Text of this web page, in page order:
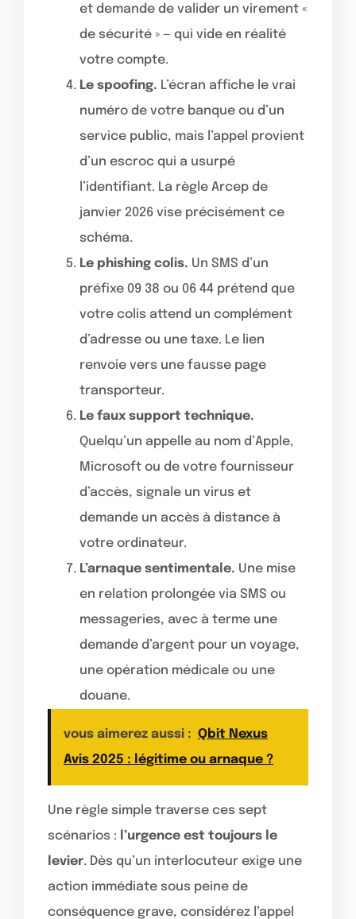
et demande de valider un virement «
de sécurité » — qui vide en réalité
votre compte.
Le spoofing. L’écran affiche le vrai
numéro de votre banque ou d’un
service public, mais l’appel provient
d’un escroc qui a usurpé
l’identifiant. La règle Arcep de
janvier 2026 vise précisément ce
schéma.
Le phishing colis. Un SMS d’un
préfixe 09 38 ou 06 44 prétend que
votre colis attend un complément
d’adresse ou une taxe. Le lien
renvoie vers une fausse page
transporteur.
Le faux support technique.
Quelqu’un appelle au nom d’Apple,
Microsoft ou de votre fournisseur
d’accès, signale un virus et
demande un accès à distance à
votre ordinateur.
L’arnaque sentimentale. Une mise
en relation prolongée via SMS ou
messageries, avec à terme une
demande d’argent pour un voyage,
une opération médicale ou une
douane.
vous aimerez aussi : Qbit Nexus
Avis 2025 : légitime ou arnaque ?
Une règle simple traverse ces sept
scénarios : l’urgence est toujours le
levier. Dès qu’un interlocuteur exige une
action immédiate sous peine de
conséquence grave, considérez l’appel